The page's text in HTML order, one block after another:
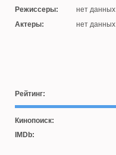
Режиссеры:
нет данных
Актеры:
нет данных
Рейтинг:
Кинопоиск:
IMDb: